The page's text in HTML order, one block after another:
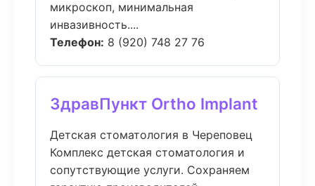
микроскоп, минимальная
инвазивность....
Телефон: 8 (920) 748 27 76
ЗдравПункт Ortho Implant
Детская стоматология в Череповец
Комплекс детская стоматология и
сопутствующие услуги. Сохраняем